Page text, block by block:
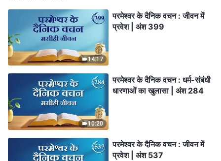
14:17
परमेश्वर के दैनिक वचन : जीवन में
प्रवेश | अंश 399
10:20
परमेश्वर के दैनिक वचन : धर्म-संबंधी
धारणाओं का खुलासा | अंश 284
परमेश्वर के दैनिक वचन : जीवन में
प्रवेश | अंश 537